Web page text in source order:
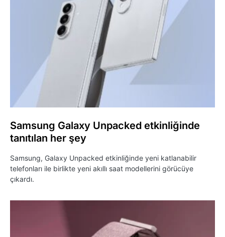
Samsung Galaxy Unpacked etkinliğinde
tanıtılan her şey
Samsung, Galaxy Unpacked etkinliğinde yeni katlanabilir
telefonları ile birlikte yeni akıllı saat modellerini görücüye
çıkardı.